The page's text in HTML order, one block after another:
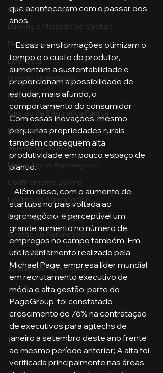
Gestão Comercial
Banking e Mercado de Capitais
Pecuária de Corte
Liderança
Gestão de Pessoas
MBA
Gestão de Segurança Publica
Metaverso
Aula no Metaverso
Marketing no Agronegócio
Confinamento Bovino
Holding no Agronegócio
Psicologia de tráfego
Gestão do Agronegócio
Administração
Avaliações Psicológicas
que aconteceram com o passar dos
anos.
    Essas transformações otimizam o
tempo e o custo do produtor,
aumentam a sustentabilidade e
proporcionam a possibilidade de
estudar, mais afundo, o
comportamento do consumidor.
Com essas inovações, mesmo
pequenas propriedades rurais
também conseguem alta
produtividade em pouco espaço de
plantio.
startups no país voltada ao
agronegócio, é perceptível um
grande aumento no número de
empregos no campo também. Em
um levantamento realizado pela
Michael Page, empresa líder mundial
em recrutamento executivo de
média e alta gestão, parte do
PageGroup, foi constatado
crescimento de 76% na contratação
de executivos para agtechs de
janeiro a setembro deste ano frente
ao mesmo período anterior; A alta foi
verificada principalmente nas áreas